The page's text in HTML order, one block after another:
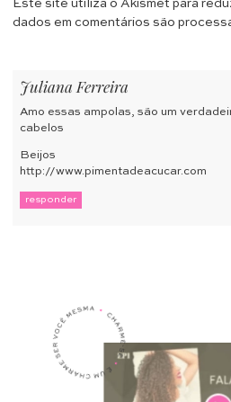
Este site utiliza o Akismet para
dados em comentários são
Juliana Ferreira
Amo essas ampolas, são um
cabelos
Beijos
http://www.pimentadeacucar.com
responder